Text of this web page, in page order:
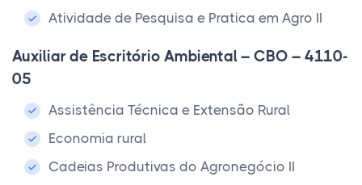
Atividade de Pesquisa e Pratica em Agro II
Auxiliar de Escritório Ambiental – CBO – 4110-
05
Assistência Técnica e Extensão Rural
Economia rural
Cadeias Produtivas do Agronegócio II